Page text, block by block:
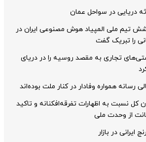
دریایی در سواحل عمان
تیم ملی المپیاد هوش مصنوعی ایران در
را تبریک گفت
تجاری به مقصد روسیه را در دریای
رسانه همواره وفادار در کنار ملت بوده‌اند
کل نسبت به اظهارات تفرقه‌افکنانه و تاکید
از وحدت ملی
در بازار